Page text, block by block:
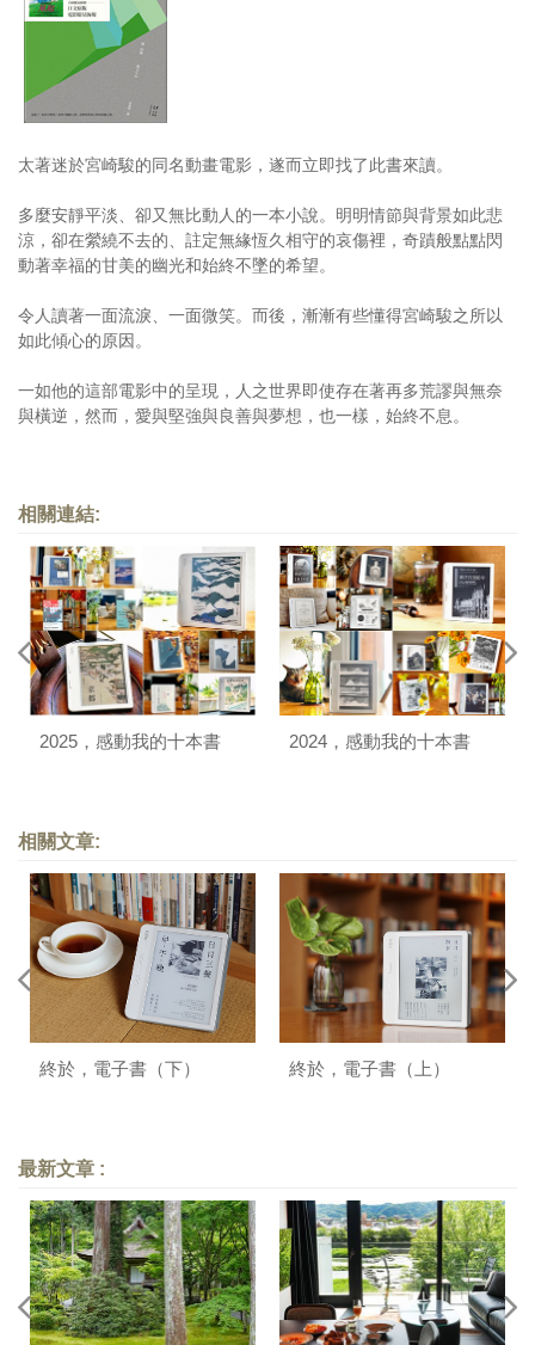
太著迷於宮崎駿的同名動畫電影，遂而立即找了此書來讀。
多麼安靜平淡、卻又無比動人的一本小說。明明情節與背景如此悲
涼，卻在縈繞不去的、註定無緣恆久相守的哀傷裡，奇蹟般點點閃
動著幸福的甘美的幽光和始終不墜的希望。
令人讀著一面流淚、一面微笑。而後，漸漸有些懂得宮崎駿之所以
如此傾心的原因。
一如他的這部電影中的呈現，人之世界即使存在著再多荒謬與無奈
與橫逆，然而，愛與堅強與良善與夢想，也一樣，始終不息。
相關連結:
2025，感動我的十本書 2024，感動我的十本書
相關文章:
終於，電子書（下） 終於，電子書（上）
最新文章 :